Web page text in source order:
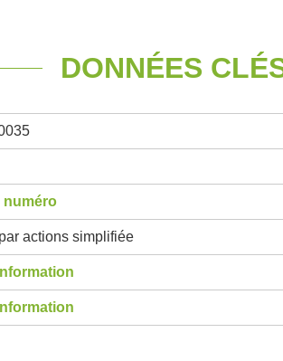
DONNÉES
numéro
actions simplifiée